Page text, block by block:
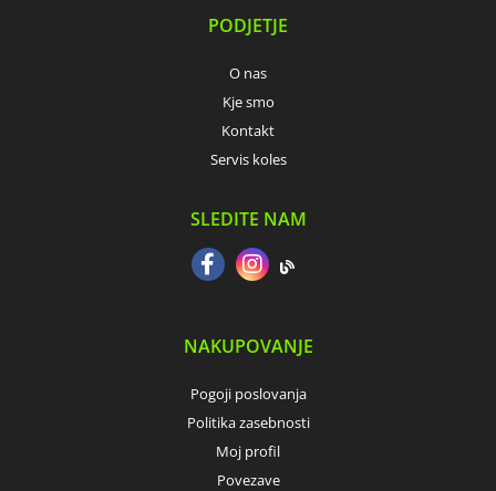
PODJETJE
O nas
Kje smo
Kontakt
Servis koles
SLEDITE NAM
NAKUPOVANJE
Pogoji poslovanja
Politika zasebnosti
Moj profil
Povezave